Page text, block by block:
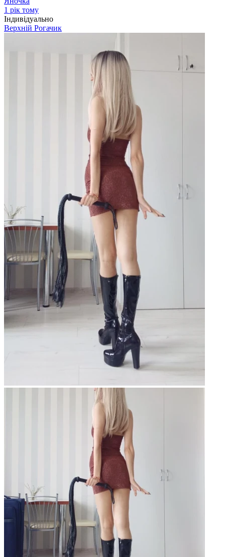
1 рік тому
Індивідуально
Верхній Рогачик